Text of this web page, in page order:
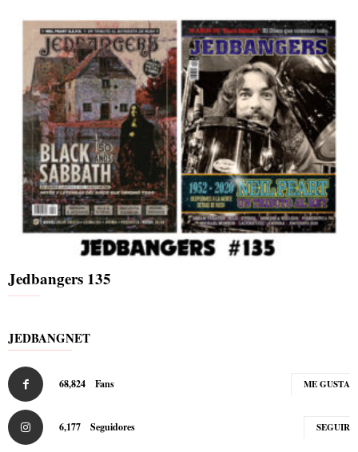
Jedbangers 135
JEDBANGNET
68,824 Fans ME GUSTA
6,177 Seguidores SEGUIR